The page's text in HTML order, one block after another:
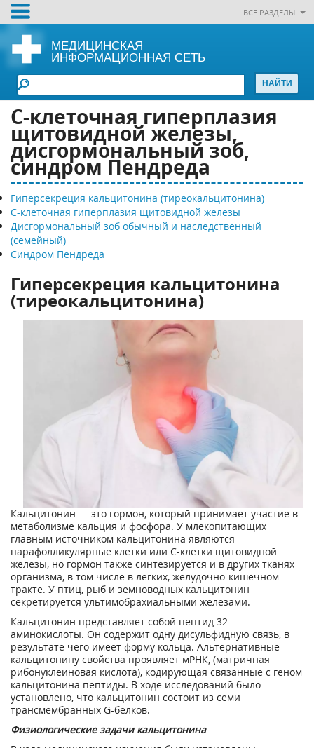
ВСЕ РАЗДЕЛЫ
МЕДИЦИНСКАЯ
ИНФОРМАЦИОННАЯ СЕТЬ
C-клеточная гиперплазия
щитовидной железы,
дисгормональный зоб,
синдром Пендреда
Гиперсекреция кальцитонина (тиреокальцитонина)
C-клеточная гиперплазия щитовидной железы
Дисгормональный зоб обычный и наследственный
(семейный)
Синдром Пендреда
Гиперсекреция кальцитонина
(тиреокальцитонина)
Кальцитонин — это гормон, который принимает участие в
метаболизме кальция и фосфора. У млекопитающих
главным источником кальцитонина являются
парафолликулярные клетки или С-клетки щитовидной
железы, но гормон также синтезируется и в других тканях
организма, в том числе в легких, желудочно-кишечном
тракте. У птиц, рыб и земноводных кальцитонин
секретируется ультимобрахиальными железами.
Кальцитонин представляет собой пептид 32
аминокислоты. Он содержит одну дисульфидную связь, в
результате чего имеет форму кольца. Альтернативные
кальцитонину свойства проявляет мРНК, (матричная
рибонуклеиновая кислота), кодирующая связанные с геном
кальцитонина пептиды. В ходе исследований было
установлено, что кальцитонин состоит из семи
трансмембранных G-белков.
Физиологические задачи кальцитонина